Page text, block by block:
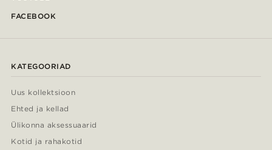
FACEBOOK
KATEGOORIAD
Uus kollektsioon
Ehted ja kellad
Ülikonna aksessuaarid
Kotid ja rahakotid